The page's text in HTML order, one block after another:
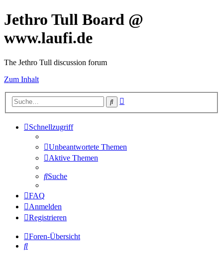
Jethro Tull Board @
www.laufi.de
The Jethro Tull discussion forum
Zum Inhalt
Suche
Schnellzugriff
Unbeantwortete Themen
Aktive Themen
Suche
FAQ
Anmelden
Registrieren
Foren-Übersicht
Suche